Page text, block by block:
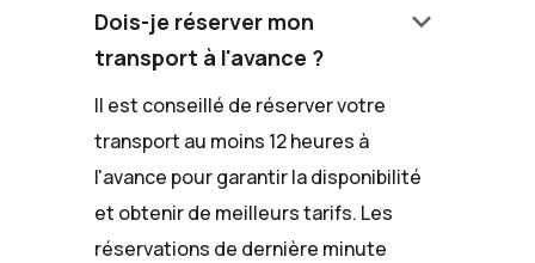
Dois-je réserver mon
transport à l'avance ?
keyboard_arrow_down
Il est conseillé de réserver votre
transport au moins 12 heures à
l'avance pour garantir la disponibilité
et obtenir de meilleurs tarifs. Les
réservations de dernière minute